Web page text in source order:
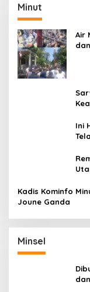
Minut
Air
Ini
Kadis Kominfo
Joune Ganda
Minsel